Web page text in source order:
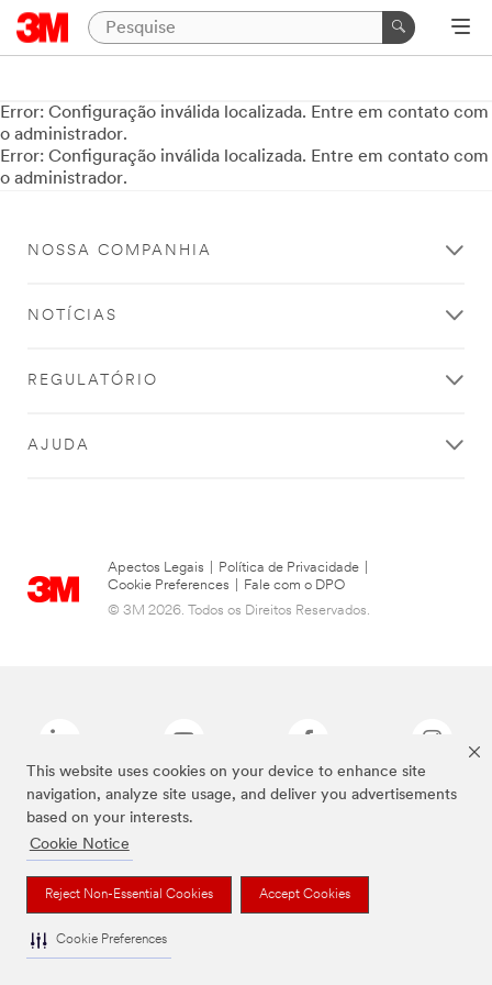
This website uses cookies on your device to enhance site
navigation, analyze site usage, and deliver you advertisements
based on your interests.
Cookie Notice
Reject Non-Essential Cookies Accept Cookies
Cookie Preferences
Error: Configuração inválida localizada. Entre em contato com
o administrador.
Error: Configuração inválida localizada. Entre em contato com
o administrador.
NOSSA COMPANHIA
NOTÍCIAS
REGULATÓRIO
AJUDA
Apectos Legais Política de Privacidade
Cookie Preferences
Fale com o DPO
© 3M 2026. Todos os Direitos Reservados.
As marcas listadas a cima são marcas comerciais da 3M.